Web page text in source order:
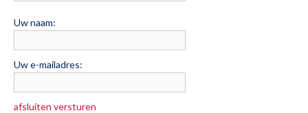
Uw naam:
Uw e-mailadres:
afsluiten versturen